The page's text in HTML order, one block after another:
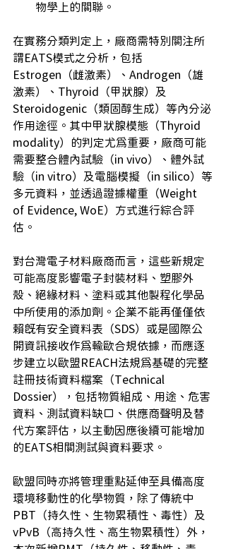
物學上的關聯。
在實務分類判定上，廠商需特別關注所
謂EATS模式之分析，包括
Estrogen（雌激素）、Androgen（雄
激素）、Thyroid（甲狀腺）及
Steroidogenic（類固醇生成）等內分泌
作用途徑。其中甲狀腺模態（Thyroid
modality）的判定尤為重要，廠商可能
需要整合體內試驗（in vivo）、體外試
驗（in vitro）及電腦模擬（in silico）等
多元資料，並透過證據權重（Weight
of Evidence, WoE）方式進行綜合評
估。
對台灣電子材料廠商而言，這些新規定
可能高度影響電子封裝材料、塑膠外
殼、絕緣材料、塗料或其他製程化學品
中所使用的添加劑。企業不能再僅僅依
賴既有安全資料表（SDS）或是國際公
開資訊接收作為輸歐合規依據，而應逐
步建立以歐盟REACH法規為基礎的完整
註冊技術資料檔案（Technical
Dossier），包括物質組成、用途、危害
資料、測試資料缺口、供應商聲明及替
代方案評估，以主動因應後續可能增加
的EATS相關測試與資料要求。
歐盟同時亦將管理重點延伸至具備高度
環境移動性的化學物質，除了傳統中
PBT（持久性、生物累積性、毒性）及
vPvB（高持久性、高生物累積性）外，